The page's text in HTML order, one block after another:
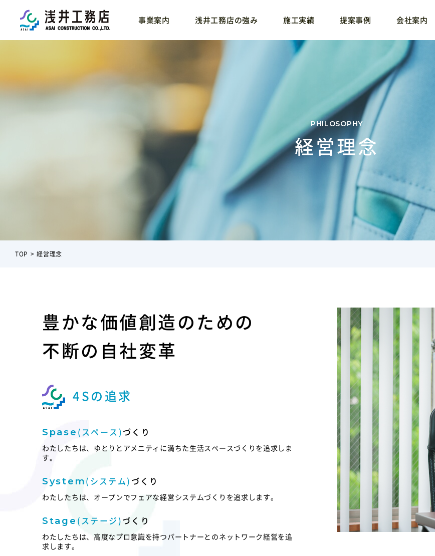
事業案内 浅井工務店の強み 施工実績 提案事例 会社案内
経営理念
TOP 経営理念
豊かな価値創造のための
不断の自社変革
4Sの追求
Spase (スペース)づくり
わたしたちは、ゆとりとアメニティに満ちた生活スペースづくりを追求しま
す。
System(システム) づくり
わたしたちは、オープンでフェアな経営システムづくりを追求します。
Stage (ステージ)づくり
わたしたちは、高度なプロ意識を持つパートナーとのネットワーク経営を追
求します。